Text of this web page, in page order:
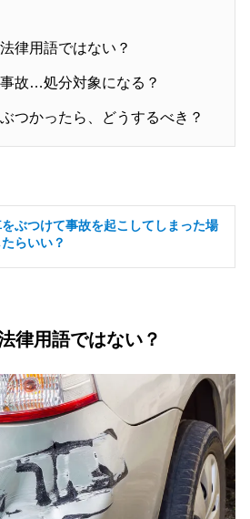
律用語ではない？
故…処分対象になる？
つかったら、どうするべき？
ぶつけて事故を起こしてしまった場
らいい？
律用語ではない？